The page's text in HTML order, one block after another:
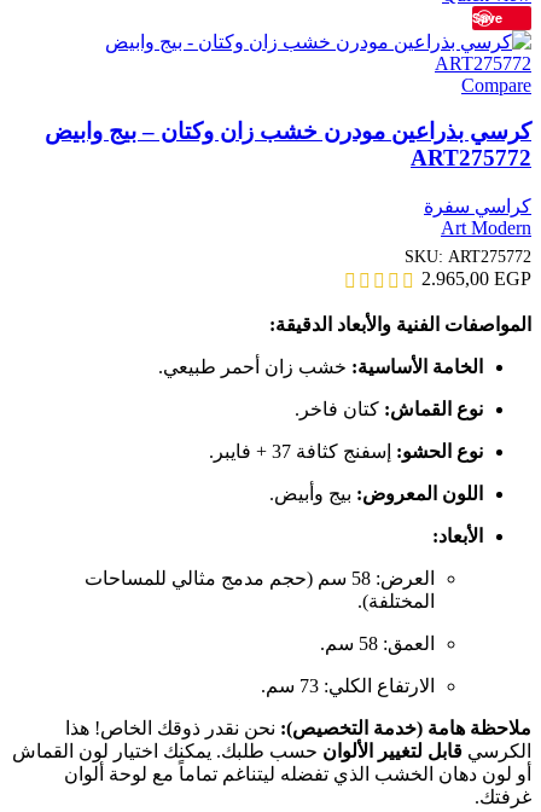
Save
Compare
كرسي بذراعين مودرن خشب زان وكتان – بيج وابيض
ART275772
كراسي سفرة
Art Modern
SKU: ART275772
2.965,00 EGP
المواصفات الفنية والأبعاد الدقيقة:
الخامة الأساسية: خشب زان أحمر طبيعي.
نوع القماش: كتان فاخر.
نوع الحشو: إسفنج كثافة 37 + فايبر.
اللون المعروض: بيج وأبيض.
الأبعاد:
العرض: 58 سم (حجم مدمج مثالي للمساحات
المختلفة).
العمق: 58 سم.
الارتفاع الكلي: 73 سم.
ملاحظة هامة (خدمة التخصيص): نحن نقدر ذوقك الخاص! هذا
الكرسي قابل لتغيير الألوان حسب طلبك. يمكنك اختيار لون القماش
أو لون دهان الخشب الذي تفضله ليتناغم تماماً مع لوحة ألوان
غرفتك.